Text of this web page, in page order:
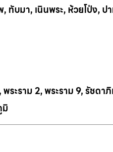
, ทับมา, เนินพระ, หวยโป่ง, ป
ระราม 2, พระราม 9, รัชดา
มิ